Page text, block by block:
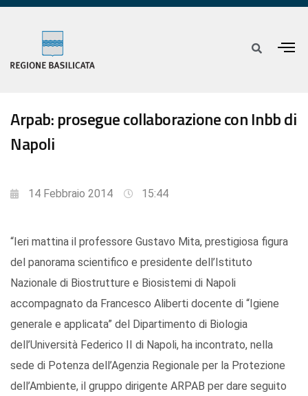
Arpab: prosegue collaborazione con Inbb di
Napoli
14 Febbraio 2014 15:44
“Ieri mattina il professore Gustavo Mita, prestigiosa figura
del panorama scientifico e presidente dell’Istituto
Nazionale di Biostrutture e Biosistemi di Napoli
accompagnato da Francesco Aliberti docente di “Igiene
generale e applicata” del Dipartimento di Biologia
dell’Università Federico II di Napoli, ha incontrato, nella
sede di Potenza dell’Agenzia Regionale per la Protezione
dell’Ambiente, il gruppo dirigente ARPAB per dare seguito